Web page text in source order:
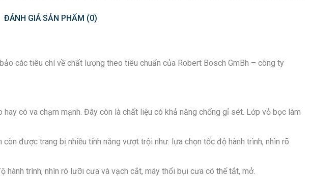
ĐÁNH GIÁ SẢN PHẨM (0)
các tiêu chí về chất lượng theo tiêu chuẩn của Robert Bosch GmBh – công ty
có va chạm mạnh. Đây còn là chất liệu có khả năng chống gỉ sét. Lớp vỏ bọc làm
được trang bị nhiều tính năng vượt trội như: lựa chọn tốc độ hành trình, nhìn rõ
trình, nhìn rõ lưỡi cưa và vạch cắt, máy thổi bụi cưa có thể tắt, mở.